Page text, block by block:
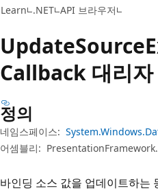
Learn .NET API 브라우저
UpdateSource
Callback 대리자
정의
네임스페이스:
어셈블리:
바인딩 소스 값을 업데이트하